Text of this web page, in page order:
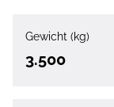
Gewicht (kg)
3.500